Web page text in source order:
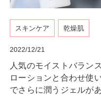
スキンケア 乾燥肌
2022/12/21
人気のモイストバランス
ローションと合わせ使
でさらに潤うジェルが